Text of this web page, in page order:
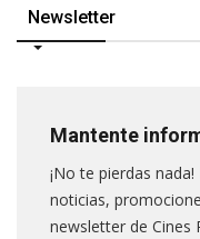
Newsletter
Mantente
¡No te pierdas
noticias,
newsletter de Cines